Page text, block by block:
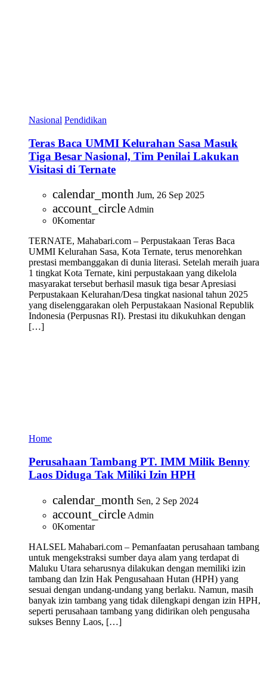
Nasional Pendidikan
Teras Baca UMMI Kelurahan Sasa Masuk
Tiga Besar Nasional, Tim Penilai Lakukan
Visitasi di Ternate
calendar_month Jum, 26 Sep 2025
account_circle Admin
0Komentar
TERNATE, Mahabari.com – Perpustakaan Teras Baca
UMMI Kelurahan Sasa, Kota Ternate, terus menorehkan
prestasi membanggakan di dunia literasi. Setelah meraih juara
1 tingkat Kota Ternate, kini perpustakaan yang dikelola
masyarakat tersebut berhasil masuk tiga besar Apresiasi
Perpustakaan Kelurahan/Desa tingkat nasional tahun 2025
yang diselenggarakan oleh Perpustakaan Nasional Republik
Indonesia (Perpusnas RI). Prestasi itu dikukuhkan dengan
[…]
Home
Perusahaan Tambang PT. IMM Milik Benny
Laos Diduga Tak Miliki Izin HPH
calendar_month Sen, 2 Sep 2024
account_circle Admin
0Komentar
HALSEL Mahabari.com – Pemanfaatan perusahaan tambang
untuk mengekstraksi sumber daya alam yang terdapat di
Maluku Utara seharusnya dilakukan dengan memiliki izin
tambang dan Izin Hak Pengusahaan Hutan (HPH) yang
sesuai dengan undang-undang yang berlaku. Namun, masih
banyak izin tambang yang tidak dilengkapi dengan izin HPH,
seperti perusahaan tambang yang didirikan oleh pengusaha
sukses Benny Laos, […]